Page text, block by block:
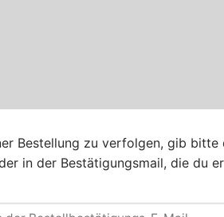
Bestellung zu verfolgen, gib
in der Bestätigungsmail, die du